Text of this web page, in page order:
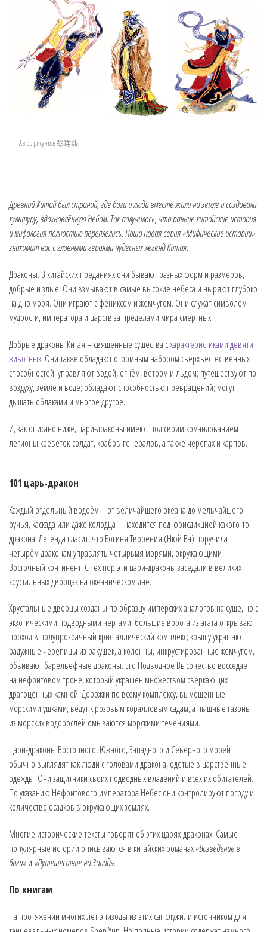
Автор рисунков 彭连熙
Древний Китай был страной, где боги и люди вместе жили на земле и создавали
культуру, вдохновлённую Небом. Так получилось, что ранние китайские история
и мифология полностью переплелись. Наша новая серия «Мифические истории»
знакомит вас с главными героями чудесных легенд Китая.
Драконы. В китайских преданиях они бывают разных форм и размеров,
добрые и злые. Они взмывают в самые высокие небеса и ныряют глубоко
на дно моря. Они играют с фениксом и жемчугом. Они служат символом
мудрости, императора и царств за пределами мира смертных.
Добрые драконы Китая – священные существа схарактеристиками девяти
животных. Они также обладают огромным набором сверхъестественных
способностей: управляют водой, огнём, ветром и льдом; путешествуют по
воздуху, земле и воде; обладают способностью превращений; могут
дышать облаками и многое другое.
И, как описано ниже, цари-драконы имеют под своим командованием
легионы креветок-солдат, крабов-генералов, а также черепах и карпов.
101 царь-дракон
Каждый отдельный водоём – от величайшего океана до мельчайшего
ручья, каскада или даже колодца – находится под юрисдикцией какого-то
дракона. Легенда гласит, что Богиня Творения (Нюй Ва) поручила
четырём драконам управлять четырьмя морями, окружающими
Восточный континент. С тех пор эти цари-драконы заседали в великих
хрустальных дворцах на океаническом дне.
Хрустальные дворцы созданы по образцу имперских аналогов на суше, но с
экзотическими подводными чертами: большие ворота из агата открывают
проход в полупрозрачный кристаллический комплекс; крышу украшают
радужные черепицы из ракушек, а колонны, инкрустированные жемчугом,
обвивают барельефные драконы. Его Подводное Высочество восседает
на нефритовом троне, который украшен множеством сверкающих
драгоценных камней. Дорожки по всему комплексу, вымощенные
морскими ушками, ведут к розовым коралловым садам, а пышные газоны
из морских водорослей омываются морскими течениями.
Цари-драконы Восточного, Южного, Западного и Северного морей
обычно выглядят как люди с головами дракона, одетые в царственные
одежды. Они защитники своих подводных владений и всех их обитателей.
По указанию Нефритового императора Небес они контролируют погоду и
количество осадков в окружающих землях.
Многие исторические тексты говорят об этих царях-драконах. Самые
популярные истории описываются в китайских романах«Возведение в
боги»и «Путешествие на Запад».
По книгам
На протяжении многих лет эпизоды из этих саг служили источником для